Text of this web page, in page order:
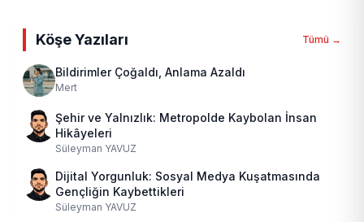
Köşe Yazıları Tümü →
Bildirimler Çoğaldı, Anlama Azaldı
Mert
Şehir ve Yalnızlık: Metropolde Kaybolan İnsan
Hikâyeleri
Süleyman YAVUZ
Dijital Yorgunluk: Sosyal Medya Kuşatmasında
Gençliğin Kaybettikleri
Süleyman YAVUZ